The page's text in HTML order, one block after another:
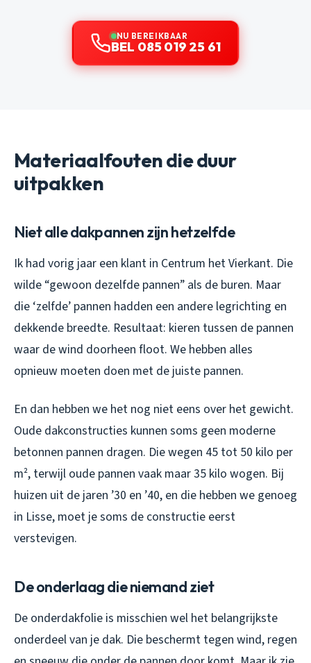
NU BEREIKBAAR
BEL 085 019 25 61
Materiaalfouten die duur
uitpakken
Niet alle dakpannen zijn hetzelfde
Ik had vorig jaar een klant in Centrum het Vierkant. Die
wilde “gewoon dezelfde pannen” als de buren. Maar
die ‘zelfde’ pannen hadden een andere legrichting en
dekkende breedte. Resultaat: kieren tussen de pannen
waar de wind doorheen floot. We hebben alles
opnieuw moeten doen met de juiste pannen.
En dan hebben we het nog niet eens over het gewicht.
Oude dakconstructies kunnen soms geen moderne
betonnen pannen dragen. Die wegen 45 tot 50 kilo per
m², terwijl oude pannen vaak maar 35 kilo wogen. Bij
huizen uit de jaren ’30 en ’40, en die hebben we genoeg
in Lisse, moet je soms de constructie eerst
verstevigen.
De onderlaag die niemand ziet
De onderdakfolie is misschien wel het belangrijkste
onderdeel van je dak. Die beschermt tegen wind, regen